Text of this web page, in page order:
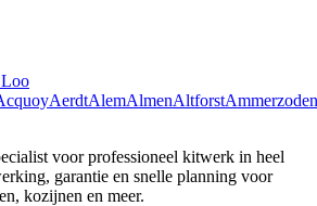
AerdtAlemAlmenAltforstAmmerzoden
voor professioneel kitwerk in heel
garantie en snelle planning voor
kozijnen en meer.